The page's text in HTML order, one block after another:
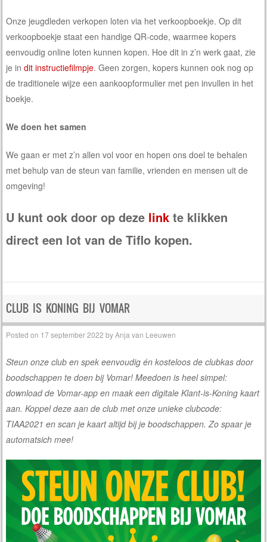
Onze jeugdleden verkopen loten via het verkoopboekje. Op dit
verkoopboekje staat een handige QR-code, waarmee kopers
eenvoudig online loten kunnen kopen. Hoe dit in z’n werk gaat, zie
je indit instructiefilmpje. Geen zorgen, kopers kunnen ook nog op
de traditionele wijze een aankoopformulier met pen invullen in het
boekje.
We doen het samen
We gaan er met z’n allen vol voor en hopen ons doel te behalen
met behulp van de steun van familie, vrienden en mensen uit de
omgeving!
U kunt ook door op deze link te klikken
direct een lot van de Tiflo kopen.
CLUB IS KONING BIJ VOMAR
Posted on 17 september 2022 byAnja van Leeuwen
Steun onze club en spek eenvoudig én kosteloos de clubkas door
boodschappen te doen bij Vomar! Meedoen is heel simpel:
download de Vomar-app en maak een digitale Klant-is-Koning kaart
aan. Koppel deze aan de club met onze unieke clubcode:
TIAA2021 en scan je kaart altijd bij je boodschappen. Zo spaar je
automatsich mee!